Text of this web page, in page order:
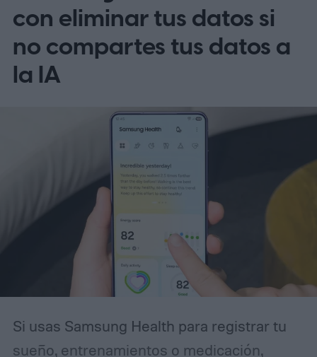
con eliminar tus datos si
no compartes tus datos a
la IA
Si usas Samsung Health para registrar tu
sueño, entrenamientos o medicación,